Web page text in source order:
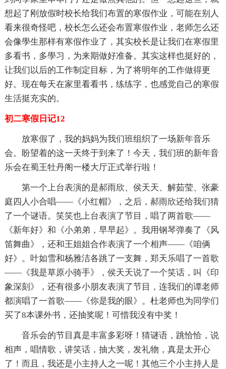
想起了刚放假时校长给我们布置的寒假作业，可能在别人
看来很奇怪吧，校长怎么还会布置寒假作业，老师怎么还
会像學生那样有寒假作业了，其实校长是让我们在寒假里
多看书，多學习，为来期做好准备。其实这样也挺好的，
让我们以后的工作制定目标，为了将明年的工作做得更
好。现在每天在家里看看书，练练字，也感觉自己的寒假
生活挺充实的。
初二寒假日记12
放寒假了，我的妈妈为我们班组织了一场新年音乐
会。盼望着的这一天终于到来了！今天，我们班的新年音
乐会在蜀王牡丹阁一楼大厅正式举行啦！
第一个上台表演的是郝雨欣、侯天天、解茹莹、张豪
庭四人小合唱——《小红帽》，之后，郝雨欣还给我们猜
了一个谜语。笑笑也上台表演了节目，唱了两首歌——
《新年好》和《小弟弟，早早起》。我用钢琴弹奏了《风
笛舞曲》，还和王姐姐合作表演了一个相声——《咱俩
好》。叶如雪和杨雅洁各跳了一支舞，郑天乐唱了一首歌
——《我是草原小骑手》，侯天天说了一个笑话，叫《印
象深刻》，还有很多小朋友表演了节目，连我们的谭老师
都演唱了一首歌——《你是我的眼》。杜老师也为同学们
买了8本课外书，还抽奖呢！可惜我没有中奖！
音乐会的节目真是丰富多彩呀！猜谜语，跳恰恰，说
相声，唱情歌，讲笑话，抽大奖，发礼物，真是太开心
了！而且，我还是小主持人之一呢！其他三个小主持人是